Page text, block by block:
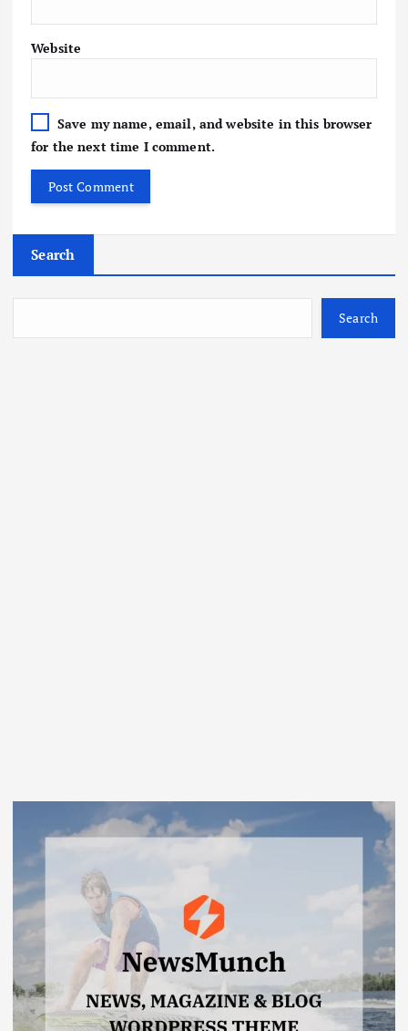
Website
Save my name, email, and website in this browser
for the next time I comment.
Search
Search